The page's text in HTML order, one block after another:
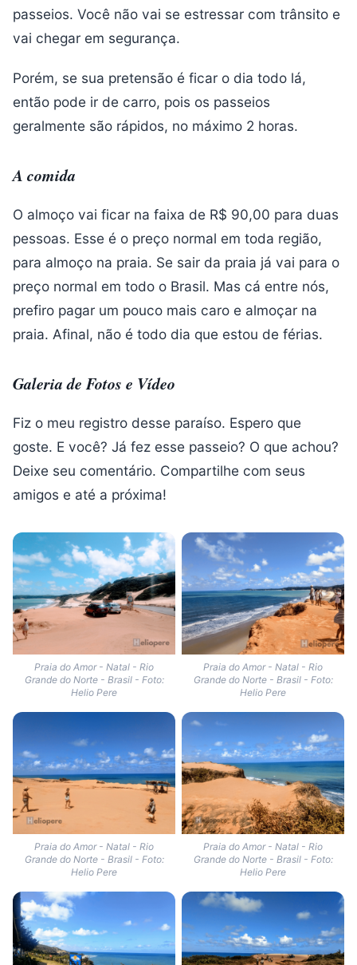
passeios. Você não vai se estressar com trânsito e
vai chegar em segurança.
Porém, se sua pretensão é ficar o dia todo lá,
então pode ir de carro, pois os passeios
geralmente são rápidos, no máximo 2 horas.
A comida
O almoço vai ficar na faixa de R$ 90,00 para duas
pessoas. Esse é o preço normal em toda região,
para almoço na praia. Se sair da praia já vai para o
preço normal em todo o Brasil. Mas cá entre nós,
prefiro pagar um pouco mais caro e almoçar na
praia. Afinal, não é todo dia que estou de férias.
Galeria de Fotos e Vídeo
Fiz o meu registro desse paraíso. Espero que
goste. E você? Já fez esse passeio? O que achou?
Deixe seu comentário. Compartilhe com seus
amigos e até a próxima!
Praia do Amor - Natal - Rio
Grande do Norte - Brasil - Foto:
Helio Pere
Praia do Amor - Natal - Rio
Grande do Norte - Brasil - Foto:
Helio Pere
Praia do Amor - Natal - Rio
Grande do Norte - Brasil - Foto:
Helio Pere
Praia do Amor - Natal - Rio
Grande do Norte - Brasil - Foto:
Helio Pere